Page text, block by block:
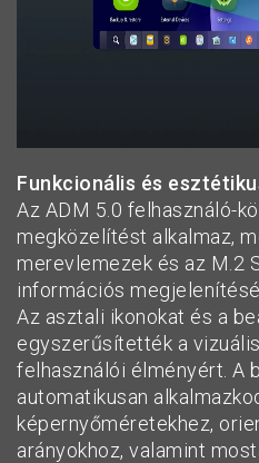
Funkcionális és
Az ADM 5.0 felhasználó-
megközelítést alkalmaz,
merevlemezek és az M.2
információs
Az asztali ikonokat és a
egyszerűsítették a
felhasználói élményért. A
automatikusan
képernyőméretekhez,
arányokhoz, valamint